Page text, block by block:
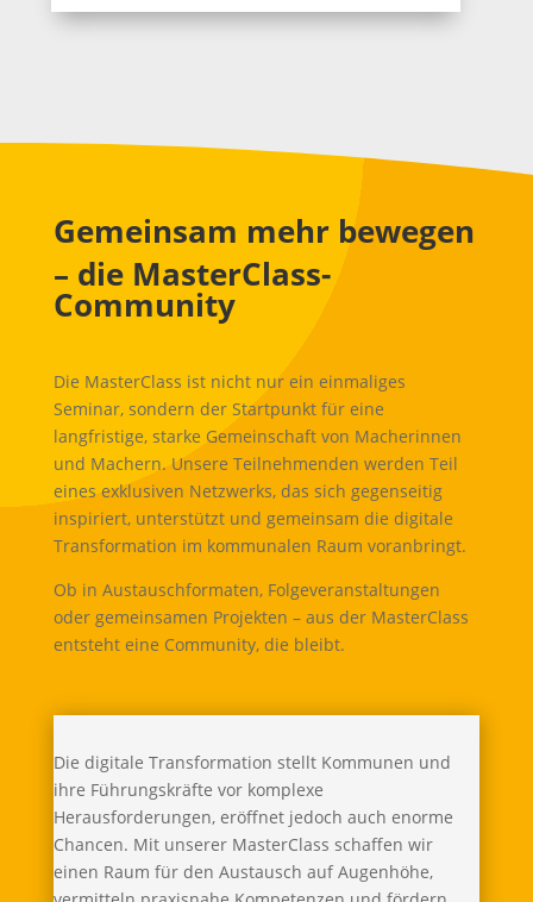
Gemeinsam mehr bewegen
– die MasterClass-
Community
Die MasterClass ist nicht nur ein einmaliges
Seminar, sondern der Startpunkt für eine
langfristige, starke Gemeinschaft von Macherinnen
und Machern. Unsere Teilnehmenden werden Teil
eines exklusiven Netzwerks, das sich gegenseitig
inspiriert, unterstützt und gemeinsam die digitale
Transformation im kommunalen Raum voranbringt.
Ob in Austauschformaten, Folgeveranstaltungen
oder gemeinsamen Projekten – aus der MasterClass
entsteht eine Community, die bleibt.
Die digitale Transformation stellt Kommunen und
ihre Führungskräfte vor komplexe
Herausforderungen, eröffnet jedoch auch enorme
Chancen. Mit unserer MasterClass schaffen wir
einen Raum für den Austausch auf Augenhöhe,